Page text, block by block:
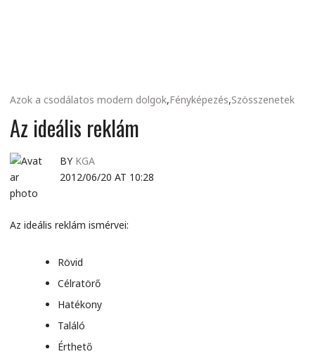
Azok a csodálatos modern dolgok,Fényképezés,Szösszenetek
Az ideális reklám
BY KGA
2012/06/20 AT 10:28
Az ideális reklám ismérvei:
Rövid
Célratörő
Hatékony
Találó
Érthető